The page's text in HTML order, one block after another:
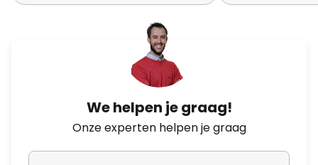
We helpen je graag!
Onze experten helpen je graag